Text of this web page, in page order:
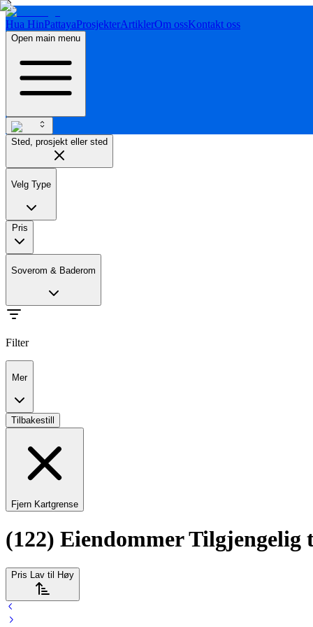
Hua HinPattayaProsjekterArtiklerOm ossKontakt oss
Open main menu
Sted, prosjekt eller sted
Velg Type
Pris
Soverom & Baderom
Filter
Mer
Tilbakestill
Fjern Kartgrense
(122) Eiendommer Tilgjengelig
Pris Lav til Høy